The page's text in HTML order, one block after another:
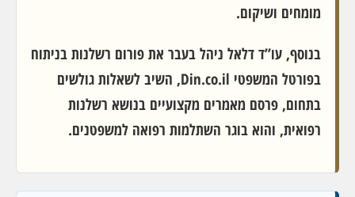
מומחים ושיקום.
בנוסף, עו”ד דלאל ניהל בעבר את פורום רשלנות בניתוח
בפורטל המשפטי Din.co.il, השיב לשאלות גולשים
בתחום, פרסם מאמרים מקצועיים בנושא רשלנות
רפואית, והוא בוגר השתלמות רפואה למשפטנים.